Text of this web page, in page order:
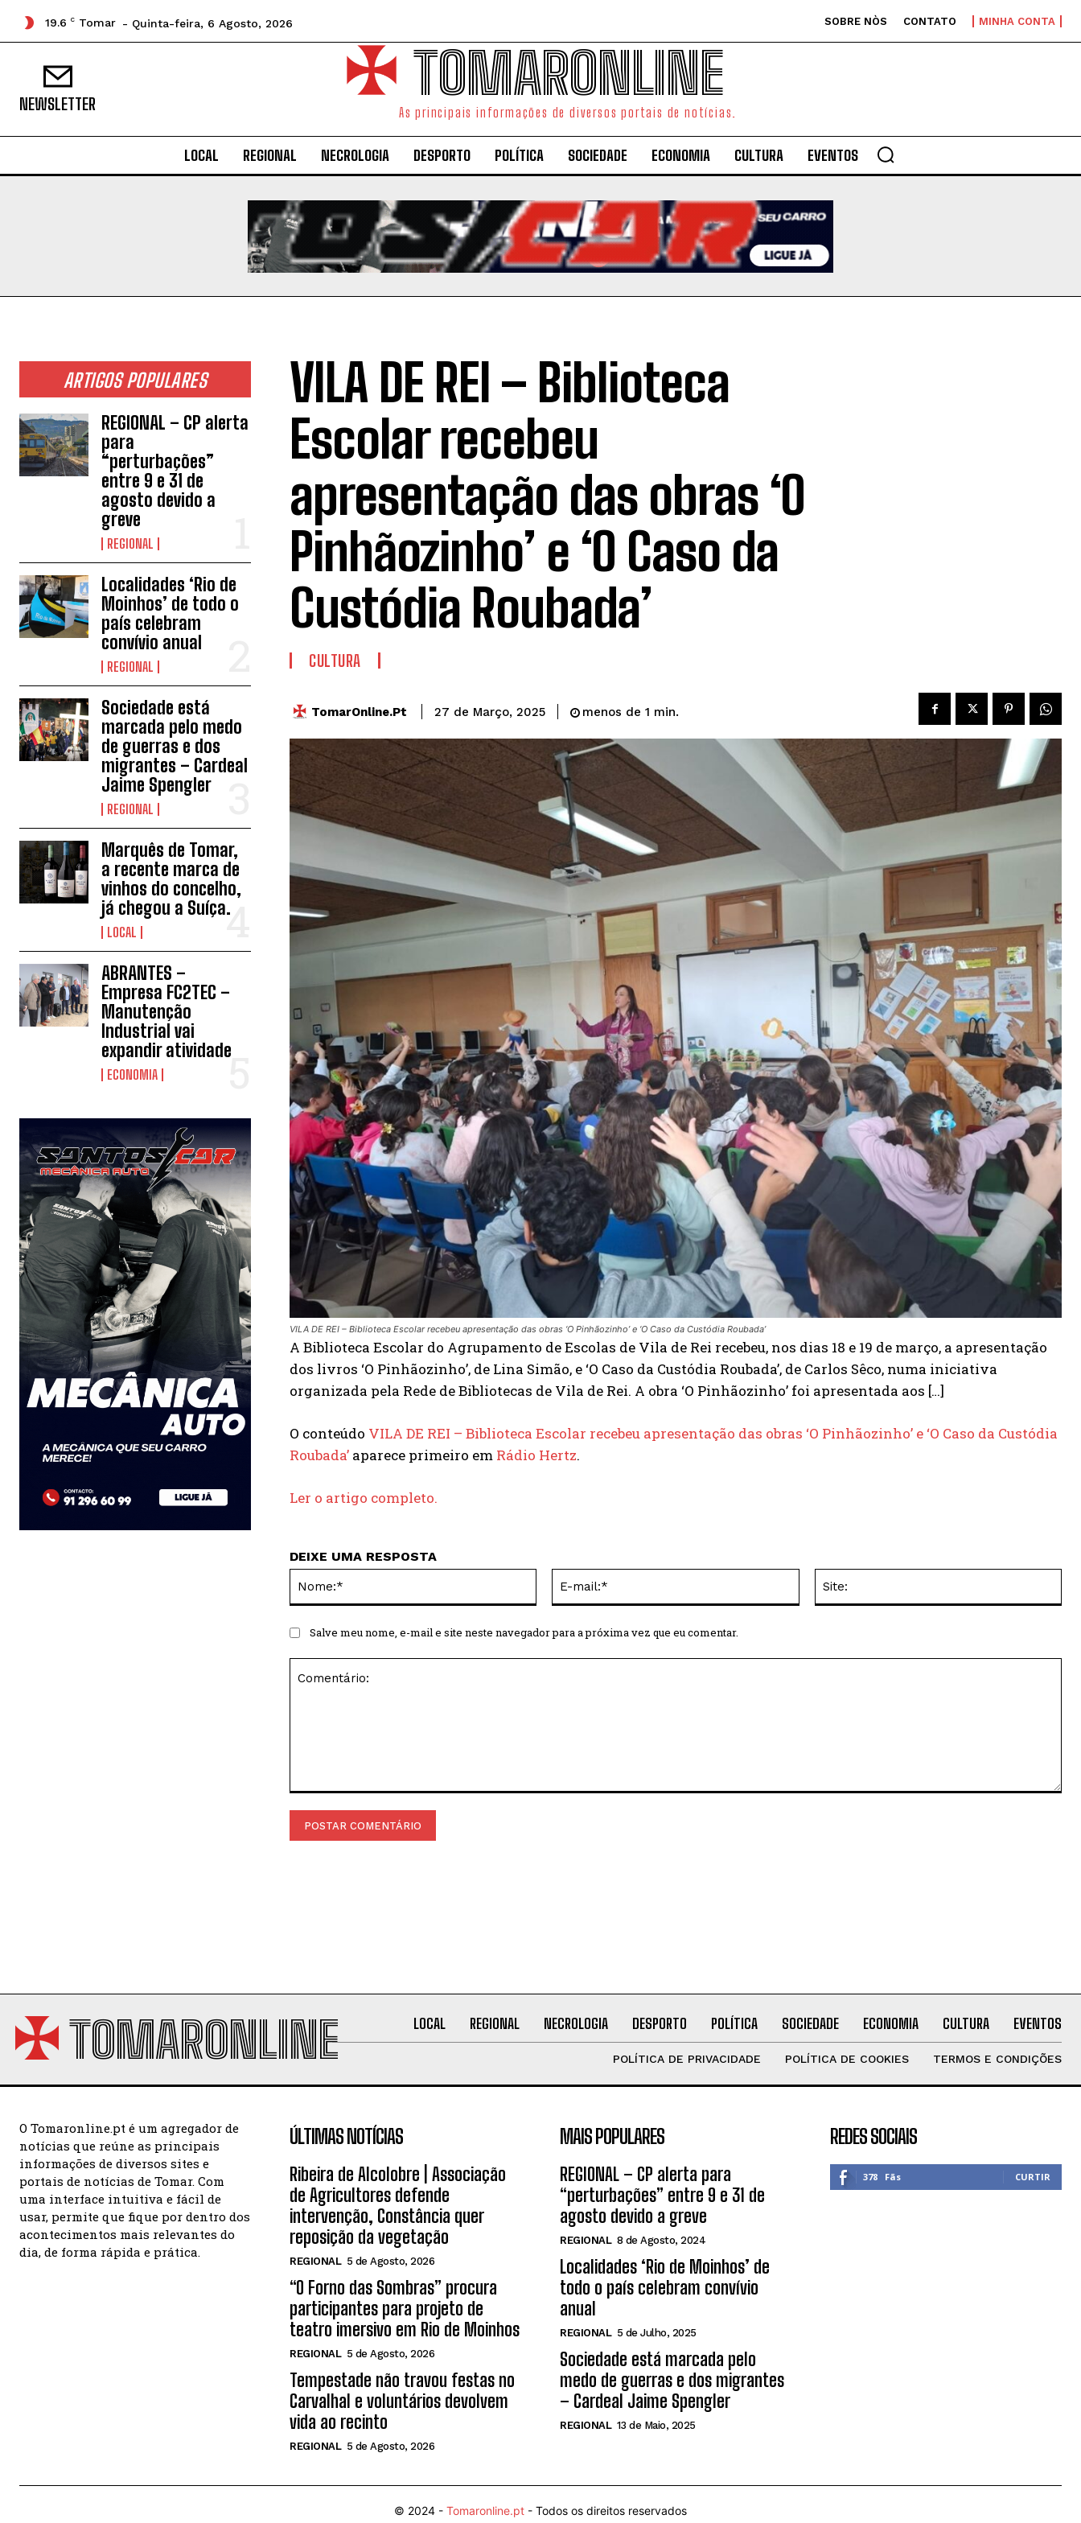
INSCREVER
19.6 C Tomar - Quinta-feira, 6 Agosto, 2026 SOBRE NÒS CONTATO MINHA CONTA
NEWSLETTER TOMARONLINE
As principais informações de diversos portais de notícias.
LOCAL REGIONAL NECROLOGIA DESPORTO POLÍTICA SOCIEDADE ECONOMIA CULTURA EVENTOS
ARTIGOS POPULARES
REGIONAL – CP alerta
para
“perturbações”
entre 9 e 31 de
agosto devido a
greve
REGIONAL
Localidades ‘Rio de
Moinhos’ de todo o
país celebram
convívio anual
REGIONAL
Sociedade está
marcada pelo medo
de guerras e dos
migrantes – Cardeal
Jaime Spengler
REGIONAL
Marquês de Tomar,
a recente marca de
vinhos do concelho,
já chegou a Suíça.
LOCAL
ABRANTES –
Empresa FC2TEC –
Manutenção
Industrial vai
expandir atividade
ECONOMIA
VILA DE REI – Biblioteca
Escolar recebeu
apresentação das obras ‘O
Pinhãozinho’ e ‘O Caso da
Custódia Roubada’
CULTURA
TomarOnline.pt 27 de Março, 2025 menos de 1 min.
VILA DE REI – Biblioteca Escolar recebeu apresentação das obras ‘O Pinhãozinho’ e ‘O Caso da Custódia Roubada’
A Biblioteca Escolar do Agrupamento de Escolas de Vila de Rei recebeu, nos dias 18 e 19 de março, a apresentação
dos livros ‘O Pinhãozinho’, de Lina Simão, e ‘O Caso da Custódia Roubada’, de Carlos Sêco, numa iniciativa
organizada pela Rede de Bibliotecas de Vila de Rei. A obra ‘O Pinhãozinho’ foi apresentada aos […]
O conteúdo VILA DE REI – Biblioteca Escolar recebeu apresentação das obras ‘O Pinhãozinho’ e ‘O Caso da Custódia
Roubada’ aparece primeiro em Rádio Hertz.
Ler o artigo completo.
DEIXE UMA RESPOSTA
mail:*
Salve meu nome, e-mail e site neste navegador para a próxima vez que eu comentar.
TOMARONLINE LOCAL REGIONAL NECROLOGIA DESPORTO POLÍTICA SOCIEDADE ECONOMIA CULTURA EVENTOS
POLÍTICA DE PRIVACIDADE POLÍTICA DE COOKIES TERMOS E CONDIÇÕES
O Tomaronline.pt é um agregador de
notícias que reúne as principais
informações de diversos sites e
portais de notícias de Tomar. Com
uma interface intuitiva e fácil de
usar, permite que fique por dentro dos
acontecimentos mais relevantes do
dia, de forma rápida e prática.
ÚLTIMAS NOTÍCIAS
Ribeira de Alcolobre | Associação
de Agricultores defende
intervenção, Constância quer
reposição da vegetação
REGIONAL 5 de Agosto, 2026
“O Forno das Sombras” procura
participantes para projeto de
teatro imersivo em Rio de Moinhos
REGIONAL 5 de Agosto, 2026
Tempestade não travou festas no
Carvalhal e voluntários devolvem
vida ao recinto
REGIONAL 5 de Agosto, 2026
MAIS POPULARES
REGIONAL – CP alerta para
“perturbações” entre 9 e 31 de
agosto devido a greve
REGIONAL 8 de Agosto, 2024
Localidades ‘Rio de Moinhos’ de
todo o país celebram convívio
anual
REGIONAL 5 de Julho, 2025
Sociedade está marcada pelo
medo de guerras e dos migrantes
– Cardeal Jaime Spengler
REGIONAL 13 de Maio, 2025
REDES SOCIAIS
378 Fãs CURTIR
© 2024 - Tomaronline.pt - Todos os direitos reservados